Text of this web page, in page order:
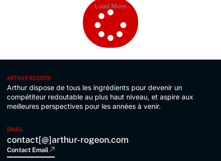
Load More
ARTHUR ROGEON
Arthur dispose de tous les ingrédients pour devenir un
compétiteur redoutable au plus haut niveau, et aspire aux
meilleures perspectives pour les années à venir.
EMAIL
contact[@]arthur-rogeon.com
Contact Email